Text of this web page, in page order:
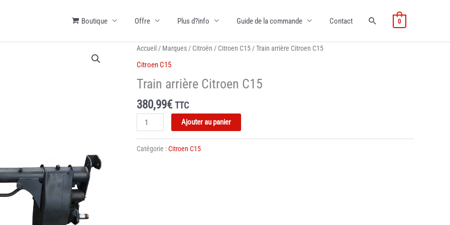
Boutique Offre Plus d?info Guide de la commande Contact 0
Accueil / Marques / Citroën / Citroen C15 / Train arrière Citroen C15
Citroen C15
Train arrière Citroen C15
380,99€ TTC
quantité
de
arrière
Ajouter au panier
Catégorie :Citroen C15